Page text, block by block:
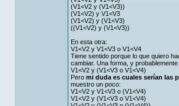
(V1<V2 y (V1<V3))
(V1<V2) y V1<V3
(V1<V2) y (V1<V3)
((V1<V2) y (V1<V3))
En esta otra:
V1<V2 y V1<V3 o V1<V4
Tiene sentido porque lo que quiero
cambiar. Una forma, y
V1<V2 y (V1<V3 o V1<V4)
Pero mi duda es cuales serían las
muestro un poco:
V1<V2 y V1<V3 o (V1<V4)
V1<V2 y (V1<V3 o V1<V4)